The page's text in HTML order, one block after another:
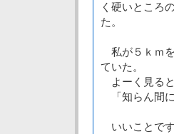
く硬いところ
た。
私が５ｋｍ
ていた。
よーく見る
「知らん間に
いいことで